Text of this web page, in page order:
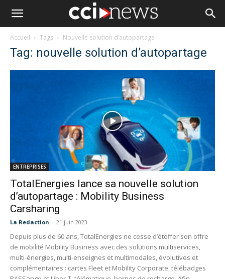
Accueil Tags Nouvelle solution d’autopartage
Tag: nouvelle solution d’autopartage
ENTREPRISES
TotalEnergies lance sa nouvelle solution
d’autopartage : Mobility Business
Carsharing
La Redaction - 21 juin 2023
Depuis plus de 60 ans, TotalEnergies ne cesse d’étoffer son offre
de mobilité Mobility Business avec des solutions multiservices,
multi-énergies, multi-enseignes et multimodales, évolutives et
complémentaires : cartes Fleet et Mobility Corporate, télébadges